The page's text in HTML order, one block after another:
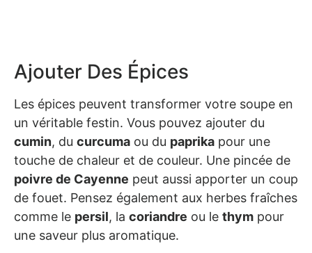
Ajouter Des Épices
Les épices peuvent transformer votre soupe en
un véritable festin. Vous pouvez ajouter du
cumin, du curcuma ou du paprika pour une
touche de chaleur et de couleur. Une pincée de
poivre de Cayenne peut aussi apporter un coup
de fouet. Pensez également aux herbes fraîches
comme le persil, la coriandre ou le thym pour
une saveur plus aromatique.